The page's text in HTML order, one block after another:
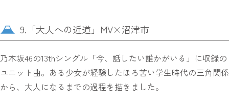
9.「大人への近道」MV×沼津市
乃木坂46の13thシングル「今、話したい誰かがいる」に収録の
ユニット曲。ある少女が経験したほろ苦い学生時代の三角関係
から、大人になるまでの過程を描きました。